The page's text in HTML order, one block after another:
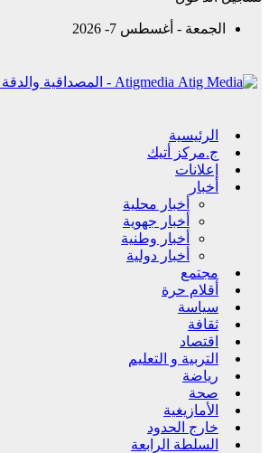
الجمعة - أغسطس 7- 2026
Atigmedia - المصداقية والدقة في الخبر
الرئيسية
ج.مركز أتيك
إعلانات
أخبار
أخبار محلية
أخبار جهوية
أخبار وطنية
أخبار دولية
مجتمع
أقلام حرة
سياسة
ثقافة
اقتصاد
التربية و التعليم
رياضة
صحة
الأمازيغية
خارج الحدود
السلطة الرابعة